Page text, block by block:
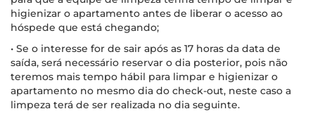
higienizar o apartamento antes de liberar o acesso ao
hóspede que está chegando;
• Se o interesse for de sair após as 17 horas da data de
saída, será necessário reservar o dia posterior, pois não
teremos mais tempo hábil para limpar e higienizar o
apartamento no mesmo dia do check-out, neste caso a
limpeza terá de ser realizada no dia seguinte.